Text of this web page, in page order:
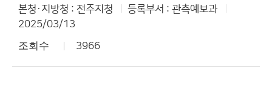
본청·지방청 : 전주지청
등록부서 : 관측예보과
2025/03/13
조회수 3966